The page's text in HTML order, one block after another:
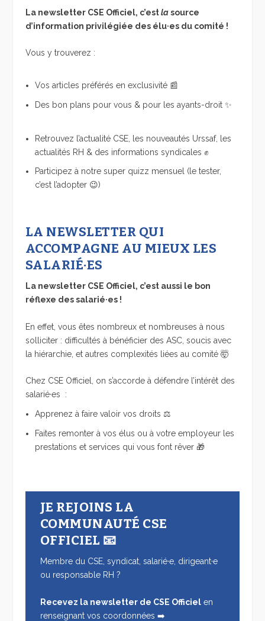
La newsletter CSE Officiel, c’estlasource
d’information privilégiée des élu·es du comité !
Vous y trouverez :
Vos articles préférés en exclusivité 📰
Des bon plans pour vous & pour les ayants-droit ✨
Retrouvez l’actualité CSE, les nouveautés Urssaf, les
actualités RH & des informations syndicales ✊
Participez à notre super quizz mensuel (le tester,
c’est l’adopter 😉)
LA NEWSLETTER QUI
ACCOMPAGNE AU MIEUX LES
SALARIÉ·ES
La newsletter CSE Officiel, c’est aussi le bon
réflexe des salarié·es !
En effet, vous êtes nombreux et nombreuses à nous
solliciter : difficultés à bénéficier des ASC, soucis avec
la hiérarchie, et autres complexités liées au comité 🤯
Chez CSE Officiel, on s’accorde à défendre l’intérêt des
salarié·es :
Apprenez à faire valoir vos droits ⚖️
Faites remonter à vos élus ou à votre employeur les
prestations et services qui vous font rêver 🎁
JE REJOINS LA
COMMUNAUTÉ CSE
OFFICIEL 📧
Membre du CSE, syndicat, salarié·e, dirigeant·e
ou responsable RH ?
Recevez la newsletter de CSE Officielen
renseignant vos coordonnées ➡️